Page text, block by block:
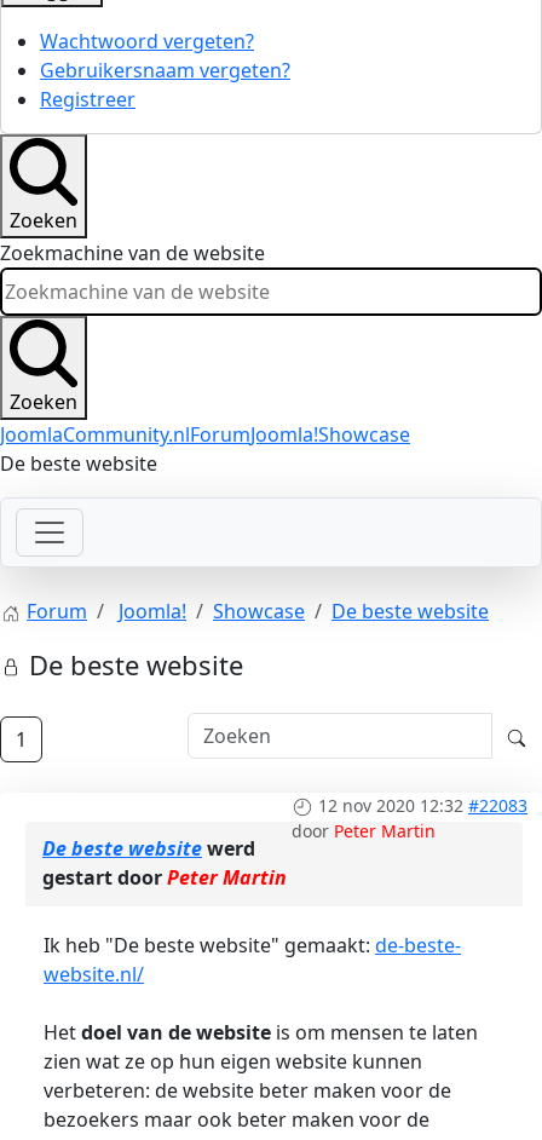
Wachtwoord vergeten?
Gebruikersnaam vergeten?
Registreer
Zoeken
Zoekmachine van de website
Zoeken
JoomlaCommunity.nlForumJoomla!Showcase
De beste website
Forum Joomla! Showcase De beste website
De beste website
1
12 nov 2020 12:32 #22083
door Peter Martin
De beste websitewerd
gestart doorPeter Martin
Ik heb "De beste website" gemaakt: de-beste-
website.nl/
Hetdoel van de website is om mensen te laten
zien wat ze op hun eigen website kunnen
verbeteren: de website beter maken voor de
bezoekers maar ook beter maken voor de